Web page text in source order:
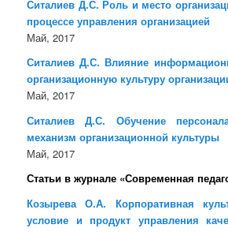
Ситалиев Д.С. Роль и место
процессе управления организацией
Май, 2017
Ситалиев Д.С. Влияние
организационную культуру
Май, 2017
Ситалиев Д.С. Обучение
механизм организационной культуры
Май, 2017
Статьи в журнале «Современная
Козырева О.А. Корпоративная
условие и продукт управления